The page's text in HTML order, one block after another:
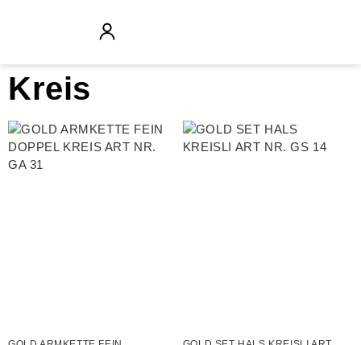
Kreis